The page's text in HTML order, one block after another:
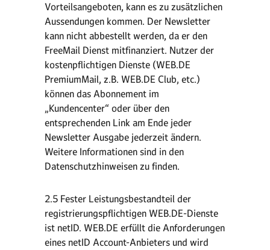
Vorteilsangeboten, kann es zu zusätzlichen
Aussendungen kommen. Der Newsletter
kann nicht abbestellt werden, da er den
FreeMail Dienst mitfinanziert. Nutzer der
kostenpflichtigen Dienste (WEB.DE
PremiumMail, z.B. WEB.DE Club, etc.)
können das Abonnement im
„Kundencenter“ oder über den
entsprechenden Link am Ende jeder
Newsletter Ausgabe jederzeit ändern.
Weitere Informationen sind in den
Datenschutzhinweisen zu finden.
2.5 Fester Leistungsbestandteil der
registrierungspflichtigen WEB.DE-Dienste
ist netID. WEB.DE erfüllt die Anforderungen
eines netID Account-Anbieters und wird